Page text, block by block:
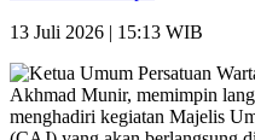
13 Juli 2026 | 15:13 WIB